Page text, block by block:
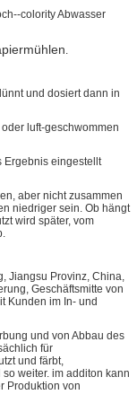
colority Abwasser
.
und dosiert dann in
luft-geschwommen
Ergebnis eingestellt
aber nicht zusammen
niedriger sein. Ob hängt
wird später, vom
Jiangsu Provinz, China,
Geschäftsmitte von
Kunden im In- und
und von Abbau des
für
und färbt,
weiter. im additon kann
Produktion von